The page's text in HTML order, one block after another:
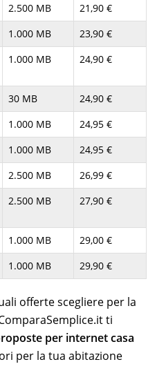
2.500 MB
21,90 €
1.000 MB
23,90 €
1.000 MB 24,90 €
30 MB
24,90 €
1.000 MB
24,95 €
1.000 MB
24,95 €
2.500 MB
26,99 €
2.500 MB 27,90 €
1.000 MB
29,00 €
1.000 MB 29,90 €
offerte scegliere per la
ti
per internet casa
per la tua abitazione